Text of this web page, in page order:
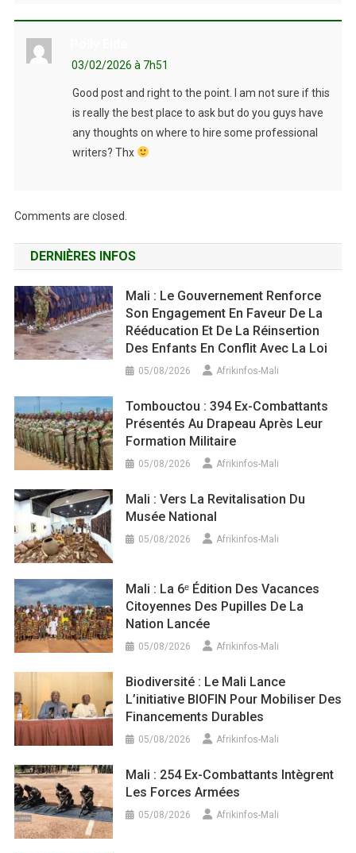
03/02/2026 à 7h51
Good post and right to the point. I am not sure if this
is really the best place to ask but do you guys have
any thoughts on where to hire some professional
writers? Thx
Comments are closed.
DERNIÈRES INFOS
Mali : Le Gouvernement Renforce
Son Engagement En Faveur De La
Rééducation Et De La Réinsertion
Des Enfants En Conflit Avec La Loi
05/08/2026 Afrikinfos-Mali
Tombouctou : 394 Ex-Combattants
Présentés Au Drapeau Après Leur
Formation Militaire
05/08/2026 Afrikinfos-Mali
Mali : Vers La Revitalisation Du
Musée National
05/08/2026 Afrikinfos-Mali
Mali : La 6ᵉ Édition Des Vacances
Citoyennes Des Pupilles De La
Nation Lancée
05/08/2026 Afrikinfos-Mali
Biodiversité : Le Mali Lance
L’initiative BIOFIN Pour Mobiliser Des
Financements Durables
05/08/2026 Afrikinfos-Mali
Mali : 254 Ex-Combattants Intègrent
Les Forces Armées
05/08/2026 Afrikinfos-Mali